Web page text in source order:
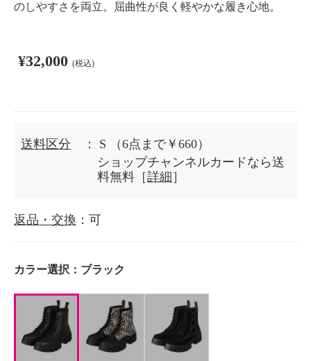
のしやすさを両立。屈曲性が良く軽やかな履き心地。
¥32,000 (税込)
送料区分 ： S
（6点まで￥660）
ショップチャンネルカードなら送
料無料［詳細 ］
返品・交換 ：可
カラー選択： ブラック